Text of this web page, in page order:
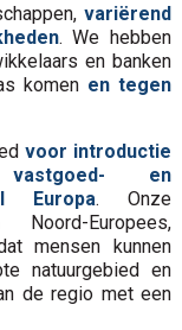
variërend
. We hebben
en banken
komen en tegen
voor introductie
en
Europa. Onze
Europees,
mensen kunnen
natuurgebied en
de regio met een